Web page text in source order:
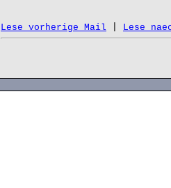
Lese vorherige Mail Lese